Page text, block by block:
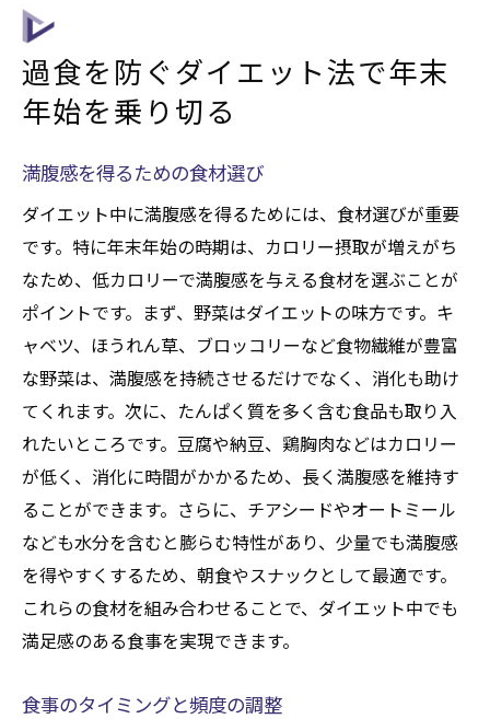
過食を防ぐダイエット法で年末
年始を乗り切る
満腹感を得るための食材選び
ダイエット中に満腹感を得るためには、食材選びが重要
です。特に年末年始の時期は、カロリー摂取が増えがち
なため、低カロリーで満腹感を与える食材を選ぶことが
ポイントです。まず、野菜はダイエットの味方です。キ
ャベツ、ほうれん草、ブロッコリーなど食物繊維が豊富
な野菜は、満腹感を持続させるだけでなく、消化も助け
てくれます。次に、たんぱく質を多く含む食品も取り入
れたいところです。豆腐や納豆、鶏胸肉などはカロリー
が低く、消化に時間がかかるため、長く満腹感を維持す
ることができます。さらに、チアシードやオートミール
なども水分を含むと膨らむ特性があり、少量でも満腹感
を得やすくするため、朝食やスナックとして最適です。
これらの食材を組み合わせることで、ダイエット中でも
満足感のある食事を実現できます。
食事のタイミングと頻度の調整